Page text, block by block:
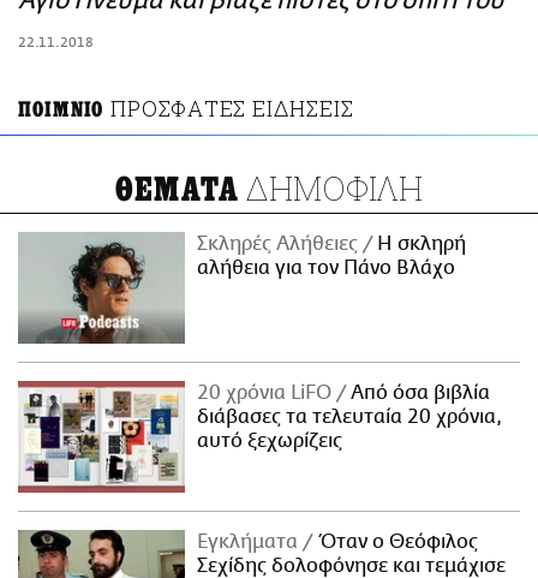
22.11.2018
ΠΟΙΜΝΙΟ ΠΡΟΣΦΑΤΕΣ ΕΙΔΗΣΕΙΣ
ΘΕΜΑΤΑ ΔΗΜΟΦΙΛΗ
Σκληρές Αλήθειες
H σκληρή
αλήθεια για τον Πάνο Βλάχο
20 χρόνια LiFO
Από όσα βιβλία
διάβασες τα τελευταία 20 χρόνια,
αυτό ξεχωρίζεις
Εγκλήματα
Όταν ο Θεόφιλος
Σεχίδης δολοφόνησε και τεμάχισε